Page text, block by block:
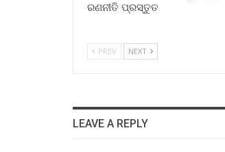
ରଣନୀତି ପ୍ରସ୍ତୁତ
PREV NEXT
LEAVE A REPLY